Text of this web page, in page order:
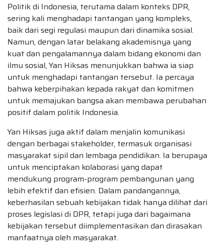
Politik di Indonesia, terutama dalam konteks DPR,
sering kali menghadapi tantangan yang kompleks,
baik dari segi regulasi maupun dari dinamika sosial.
Namun, dengan latar belakang akademisnya yang
kuat dan pengalamannya dalam bidang ekonomi dan
ilmu sosial, Yan Hiksas menunjukkan bahwa ia siap
untuk menghadapi tantangan tersebut. Ia percaya
bahwa keberpihakan kepada rakyat dan komitmen
untuk memajukan bangsa akan membawa perubahan
positif dalam politik Indonesia.
Yan Hiksas juga aktif dalam menjalin komunikasi
dengan berbagai stakeholder, termasuk organisasi
masyarakat sipil dan lembaga pendidikan. Ia berupaya
untuk menciptakan kolaborasi yang dapat
mendukung program-program pembangunan yang
lebih efektif dan efisien. Dalam pandangannya,
keberhasilan sebuah kebijakan tidak hanya dilihat dari
proses legislasi di DPR, tetapi juga dari bagaimana
kebijakan tersebut diimplementasikan dan dirasakan
manfaatnya oleh masyarakat.